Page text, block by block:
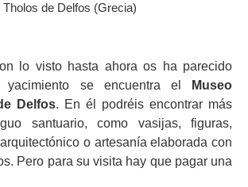
Tholos de Delfos (Grecia)
lo visto hasta ahora os ha parecido
se encuentra el
Museo
Delfos. En él podréis encontrar más
santuario, como vasijas, figuras,
o artesanía elaborada con
Pero para su visita hay que pagar una